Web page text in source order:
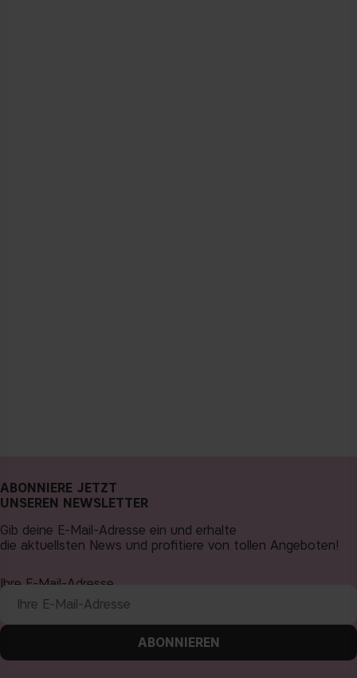
ABONNIERE JETZT
UNSEREN NEWSLETTER
Gib deine E-Mail-Adresse ein und erhalte
die aktuellsten News und profitiere von tollen Angeboten!
Ihre E-Mail-Adresse
ABONNIEREN